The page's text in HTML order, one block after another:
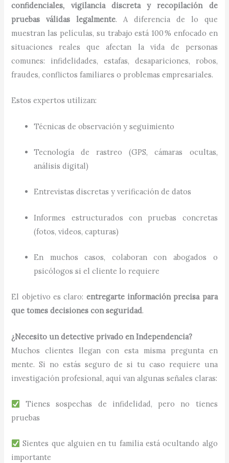
confidenciales, vigilancia discreta y recopilación de
pruebas válidas legalmente. A diferencia de lo que
muestran las películas, su trabajo está 100 % enfocado en
situaciones reales que afectan la vida de personas
comunes: infidelidades, estafas, desapariciones, robos,
fraudes, conflictos familiares o problemas empresariales.
Estos expertos utilizan:
Técnicas de observación y seguimiento
Tecnología de rastreo (GPS, cámaras ocultas,
análisis digital)
Entrevistas discretas y verificación de datos
Informes estructurados con pruebas concretas
(fotos, videos, capturas)
En muchos casos, colaboran con abogados o
psicólogos si el cliente lo requiere
El objetivo es claro: entregarte información precisa para
que tomes decisiones con seguridad.
¿Necesito un detective privado en Independencia?
Muchos clientes llegan con esta misma pregunta en
mente. Si no estás seguro de si tu caso requiere una
investigación profesional, aquí van algunas señales claras:
Tienes sospechas de infidelidad, pero no tienes
pruebas
Sientes que alguien en tu familia está ocultando algo
importante